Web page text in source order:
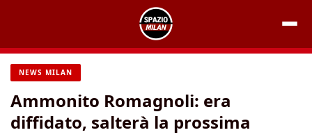
contenuto
NEWS MILAN
Ammonito Romagnoli: era
diffidato, salterà la prossima